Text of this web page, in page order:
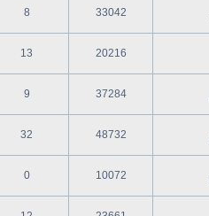
8 33042
13 20216
9 37284
32 48732
0 10072